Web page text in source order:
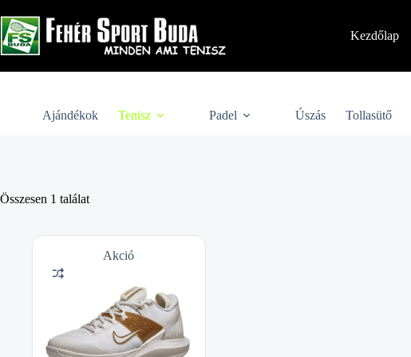
to
content
Kezdőlap
Ajándékok Tenisz Padel Úszás Tollasütő
Összesen 1 találat
Akció